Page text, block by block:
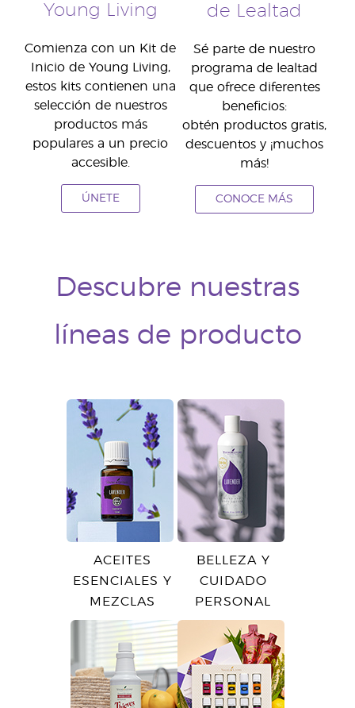
Young Living
Comienza con un Kit de
Inicio de Young Living,
estos kits contienen una
selección de nuestros
productos más
populares a un precio
accesible.
ÚNETE
de Lealtad
Sé parte de nuestro
programa de lealtad
que ofrece diferentes
beneficios:
obtén productos gratis,
descuentos y ¡muchos
más!
CONOCE MÁS
Descubre nuestras
líneas de producto
ACEITES
ESENCIALES Y
MEZCLAS
BELLEZA Y
CUIDADO
PERSONAL